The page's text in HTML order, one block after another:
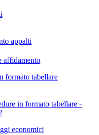
appalti
affidamento
formato tabellare
in formato tabellare -
economici